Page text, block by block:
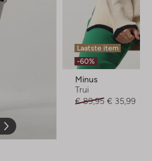
Laatste item
-60%
Minus
Trui
€ 89,95 € 35,99